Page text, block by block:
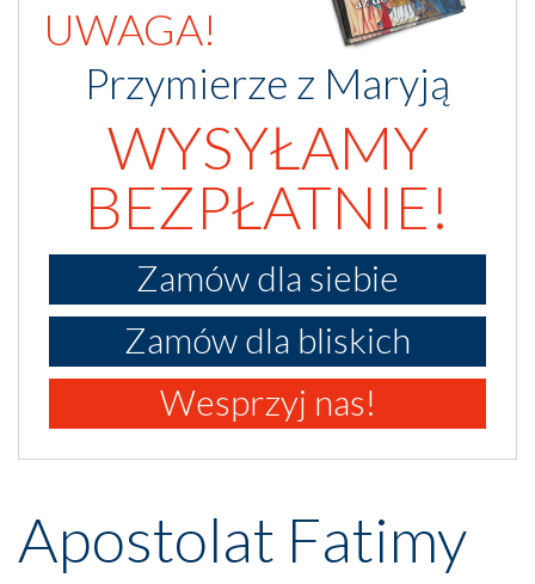
UWAGA!
Przymierze z Maryją
WYSYŁAMY
BEZPŁATNIE!
Zamów dla siebie
Zamów dla bliskich
Wesprzyj nas!
Apostolat Fatimy